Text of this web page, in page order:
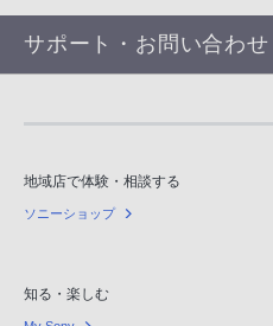
サポート・お問い合わせ
地域店で体験・相談する
ソニーショップ
知る・楽しむ